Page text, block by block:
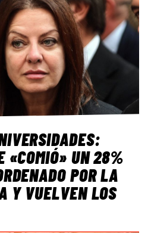
«COMIÓ» UN 28%
POR LA
Y VUELVEN LOS